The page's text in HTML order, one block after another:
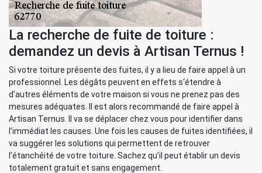
La recherche de fuite de toiture :
demandez un devis à Artisan Ternus !
Si votre toiture présente des fuites, il y a lieu de faire appel à un
professionnel. Les dégâts peuvent en effets s‘étendre à
d’autres éléments de votre maison si vous ne prenez pas des
mesures adéquates. Il est alors recommandé de faire appel à
Artisan Ternus. Il va se déplacer chez vous pour identifier dans
l’immédiat les causes. Une fois les causes de fuites identifiées, il
va suggérer les solutions qui permettent de retrouver
l’étanchéité de votre toiture. Sachez qu’il peut établir un devis
totalement gratuit et sans engagement.